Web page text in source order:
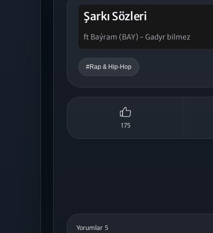
Şarkı Sözleri
ft Baýram (BAY) - Gadyr bilmez
#Rap & Hip-Hop
175
Yorumlar 5